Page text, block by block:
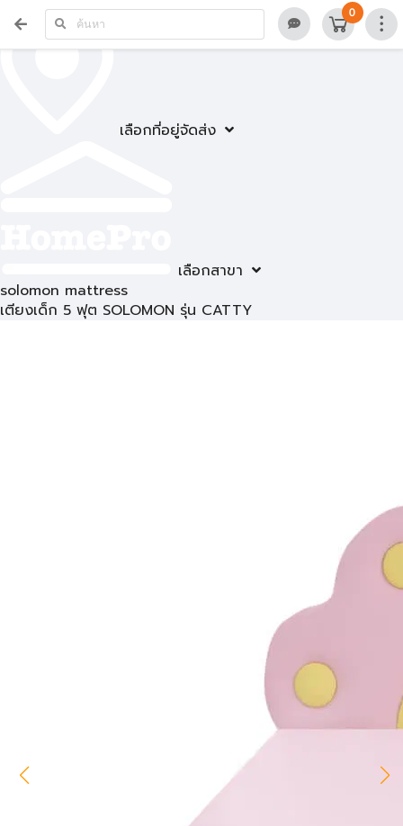
เลือกที่อยู่จัดส่ง
เลือกสาขา
0
solomon mattress
เตียงเด็ก 5 ฟุต SOLOMON รุ่น CATTY